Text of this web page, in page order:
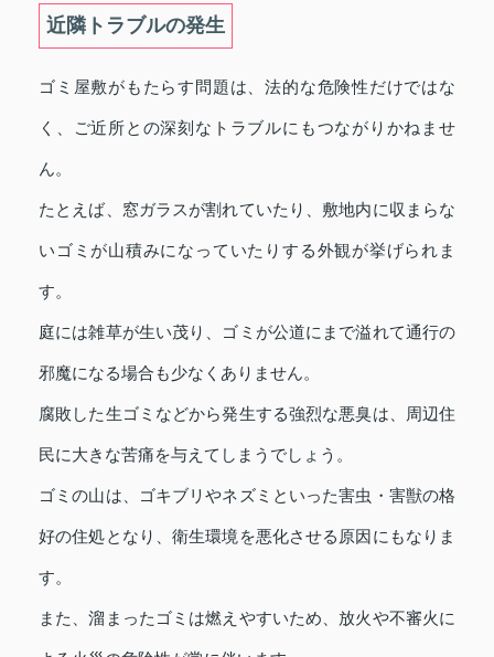
近隣トラブルの発生
ゴミ屋敷がもたらす問題は、法的な危険性だけではな
く、ご近所との深刻なトラブルにもつながりかねませ
ん。
たとえば、窓ガラスが割れていたり、敷地内に収まらな
いゴミが山積みになっていたりする外観が挙げられま
す。
庭には雑草が生い茂り、ゴミが公道にまで溢れて通行の
邪魔になる場合も少なくありません。
腐敗した生ゴミなどから発生する強烈な悪臭は、周辺住
民に大きな苦痛を与えてしまうでしょう。
ゴミの山は、ゴキブリやネズミといった害虫・害獣の格
好の住処となり、衛生環境を悪化させる原因にもなりま
す。
また、溜まったゴミは燃えやすいため、放火や不審火に